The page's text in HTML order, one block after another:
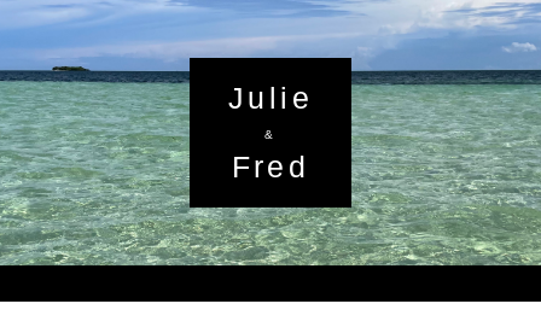
Julie
&
Fred